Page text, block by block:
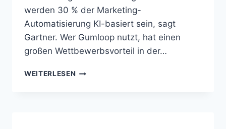
werden 30 % der Marketing-
Automatisierung KI-basiert sein, sagt
Gartner. Wer Gumloop nutzt, hat einen
großen Wettbewerbsvorteil in der…
WEITERLESEN GUMLOOP